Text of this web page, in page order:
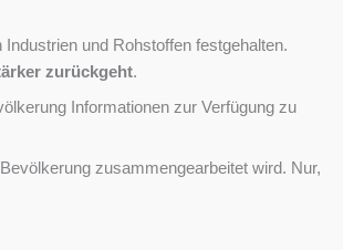
und Rohstoffen festgehalten.
zurückgeht.
Informationen zur Verfügung zu
zusammengearbeitet wird. Nur,